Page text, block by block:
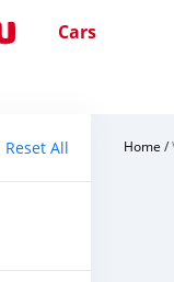
Cars
Reset All Home /